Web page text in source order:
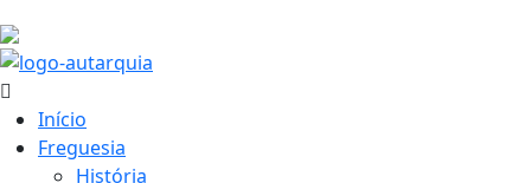
Início
Freguesia
História